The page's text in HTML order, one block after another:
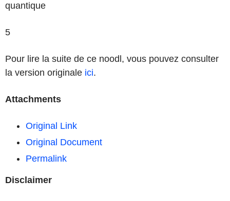
quantique
5
Pour lire la suite de ce noodl, vous pouvez consulter
la version originale ici.
Attachments
Original Link
Original Document
Permalink
Disclaimer